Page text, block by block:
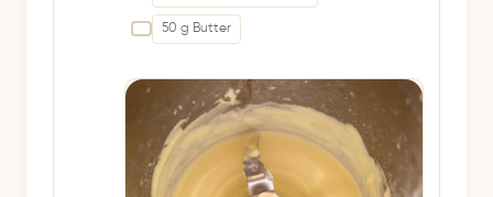
50 g Butter